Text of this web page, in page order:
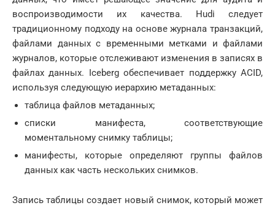
воспроизводимости их качества. Hudi следует
традиционному подходу на основе журнала транзакций,
файлами данных с временными метками и файлами
журналов, которые отслеживают изменения в записях в
файлах данных. Iceberg обеспечивает поддержку ACID,
используя следующую иерархию метаданных:
таблица файлов метаданных;
списки манифеста, соответствующие
моментальному снимку таблицы;
манифесты, которые определяют группы файлов
данных как часть нескольких снимков.
Запись таблицы создает новый снимок, который может